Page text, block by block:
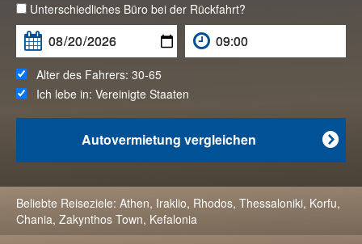
Unterschiedliches Büro bei der Rückfahrt?
Alter des Fahrers: 30-65
Ich lebe in: Vereinigte Staaten

Autovermietung vergleichen
Beliebte Reiseziele: Athen, Iraklio, Rhodos, Thessaloniki, Korfu,
Chania, Zakynthos Town, Kefalonia